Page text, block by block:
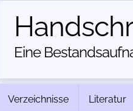
Eine
Verzeichnisse Literatur